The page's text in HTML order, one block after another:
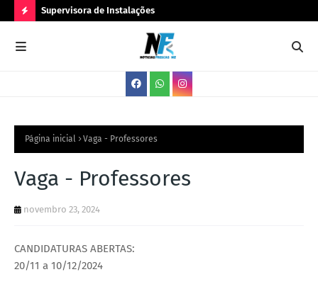
O
V
G
Supervisora de Instalações
Página inicial Vaga - Professores
Vaga - Professores
novembro 23, 2024
CANDIDATURAS ABERTAS:
20/11 a 10/12/2024